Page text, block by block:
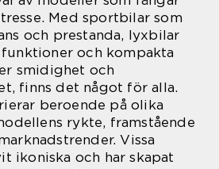
Med sportbilar som
och prestanda, lyxbilar
och kompakta
smidighet och
finns det något för alla.
beroende på olika
rykte, framstående
Vissa
ikoniska och har skapat